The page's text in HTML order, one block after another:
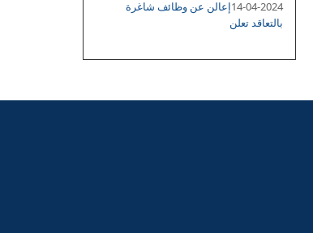
14-04-2024إعالن عن وظائف شاغرة
بالتعاقد تعلن